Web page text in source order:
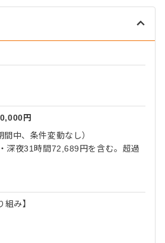
円
中、条件変動なし）
深夜31時間72,689円を含む。超過
組み】